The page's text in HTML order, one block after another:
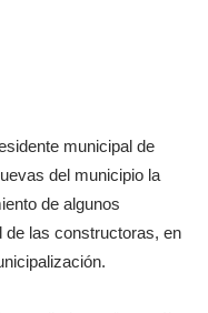
municipal de
del municipio la
de algunos
las constructoras, en